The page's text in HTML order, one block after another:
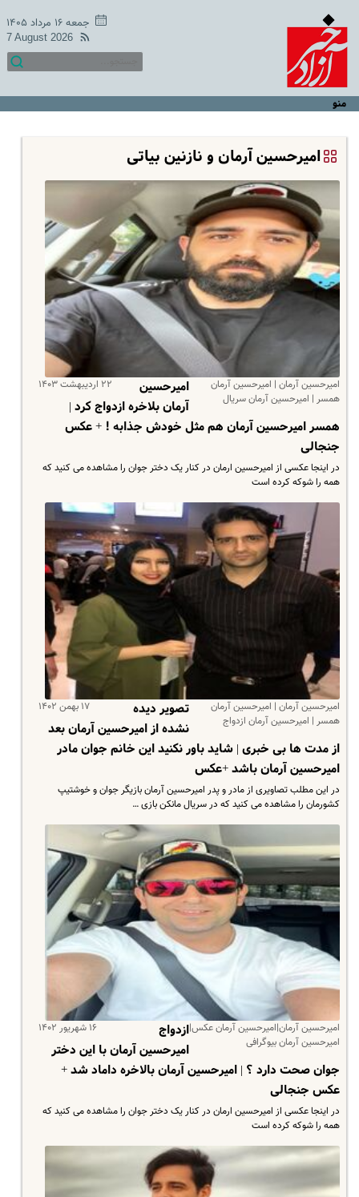
جمعه ۱۶ مرداد ۱۴۰۵
7 August 2026
منو
امیرحسین آرمان و نازنین بیاتی
امیرحسین آرمان | امیرحسین آرمان
همسر | امیرحسین آرمان سریال
۲۲ اردیبهشت ۱۴۰۳
امیرحسین
آرمان بلاخره ازدواج کرد |
همسر امیرحسین آرمان هم مثل خودش جذابه ! + عکس
جنجالی
در اینجا عکسی از امیرحسین ارمان در کنار یک دختر جوان را مشاهده می کنید که
همه را شوکه کرده است
امیرحسین آرمان | امیرحسین آرمان
همسر | امیرحسین آرمان ازدواج
۱۷ بهمن ۱۴۰۲
تصویر دیده
نشده از امیرحسین آرمان بعد
از مدت ها بی خبری | شاید باور نکنید این خانم جوان مادر
امیرحسین آرمان باشد +عکس
در این مطلب تصاویری از مادر و پدر امیرحسین آرمان بازیگر جوان و خوشتیپ
کشورمان را مشاهده می کنید که در سریال مانکن بازی …
امیرحسین آرمان|امیرحسین آرمان عکس|
امیرحسین آرمان بیوگرافی
۱۶ شهریور ۱۴۰۲
ازدواج
امیرحسین آرمان با این دختر
جوان صحت دارد ؟ | امیرحسین آرمان بالاخره داماد شد +
عکس جنجالی
در اینجا عکسی از امیرحسین ارمان در کنار یک دختر جوان را مشاهده می کنید که
همه را شوکه کرده است